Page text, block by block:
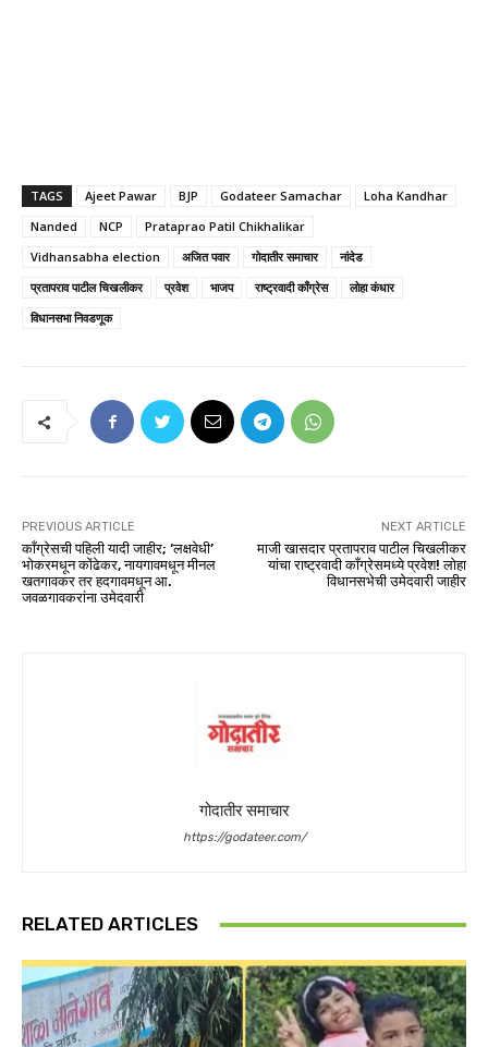
TAGS Ajeet Pawar BJP Godateer Samachar
Loha Kandhar
Nanded
NCP
Prataprao Patil Chikhalikar
Vidhansabha election
अजित पवार गोदातीर समाचार
नांदेड
प्रतापराव पाटील चिखलीकर
प्रवेश भाजप राष्ट्रवादी काँग्रेस
लोहा कंधार
विधानसभा निवडणूक
PREVIOUS ARTICLE
काँग्रेसची पहिली यादी जाहीर; ‘लक्षवेधी’
भोकरमधून कोंढेकर, नायगावमधून मीनल
खतगावकर तर हदगावमधून आ.
जवळगावकरांना उमेदवारी
NEXT ARTICLE
माजी खासदार प्रतापराव पाटील चिखलीकर
यांचा राष्ट्रवादी काँग्रेसमध्ये प्रवेश! लोहा
विधानसभेची उमेदवारी जाहीर
गोदातीर समाचार
https://godateer.com/
RELATED ARTICLES